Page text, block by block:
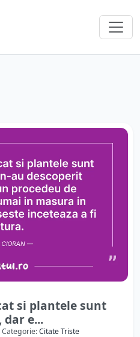
si plantele sunt
e...
Categorie:Citate Triste